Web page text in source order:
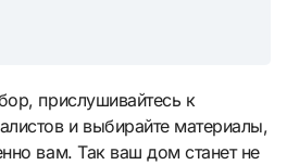
прислушивайтесь к
и выбирайте материалы,
вам. Так ваш дом станет не